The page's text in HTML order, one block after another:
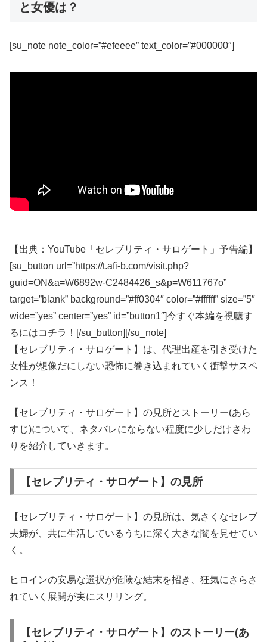
と女優は？
[su_note note_color=”#efeeee” text_color=”#000000″]
【出典：YouTube「セレブリティ・サロゲート」予告編】
[su_button url=”https://t.afi-b.com/visit.php?
guid=ON&a=W6892w-C2484426_s&p=W611767o”
target=”blank” background=”#ff0304″ color=”#ffffff” size=”5″
wide=”yes” center=”yes” id=”button1″]今すぐ本編を視聴す
るにはコチラ！[/su_button][/su_note]
【セレブリティ・サロゲート】は、代理出産を引き受けた
女性が想像だにしない恐怖に巻き込まれていく衝撃サスペ
ンス！
【セレブリティ・サロゲート】の見所とストーリー(あら
すじ)について、ネタバレにならない程度に少しだけさわ
りを紹介していきます。
【セレブリティ・サロゲート】の見所
【セレブリティ・サロゲート】の見所は、気さくなセレブ
夫婦が、共に生活しているうちに深く大きな闇を見せてい
く。
ヒロインの安易な選択が危険な結末を招き、狂気にさらさ
れていく展開が実にスリリング。
【セレブリティ・サロゲート】のストーリー(あ